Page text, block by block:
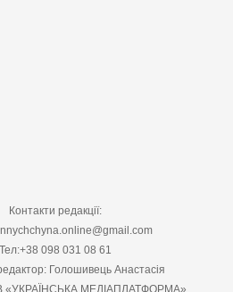
Контакти редакції:
Тел:+38 098 031 08 61
Голошивець Анастасія
«УКРАЇНСЬКА МЕДІАПЛАТФОРМА»